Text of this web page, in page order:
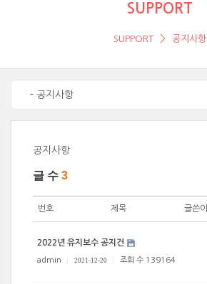
SUPPORT
SUPPORT 공지사항
- 공지사항
공지사항
글 수 3
번호 제목 글쓴이
2022년 유지보수 공지건
admin 2021-12-20 조회 수 139164